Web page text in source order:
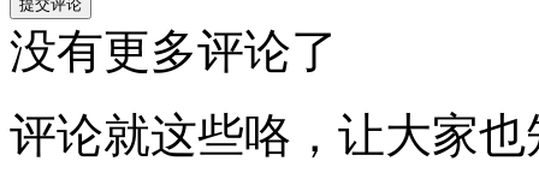
没有更多评论了
评论就这些咯，让大家